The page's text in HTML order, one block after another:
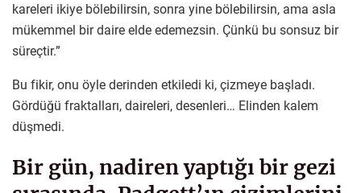
kareleri ikiye bölebilirsin, sonra yine bölebilirsin, ama asla
mükemmel bir daire elde edemezsin. Çünkü bu sonsuz bir
süreçtir.”
Bu fikir, onu öyle derinden etkiledi ki, çizmeye başladı.
Gördüğü fraktalları, daireleri, desenleri… Elinden kalem
düşmedi.
Bir gün, nadiren yaptığı bir gezi